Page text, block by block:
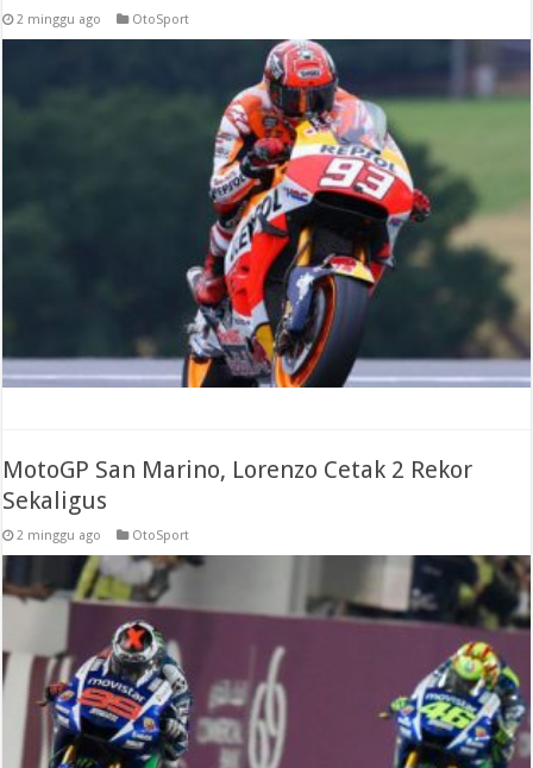
2 minggu ago OtoSport
MotoGP San Marino, Lorenzo Cetak 2 Rekor
Sekaligus
2 minggu ago OtoSport